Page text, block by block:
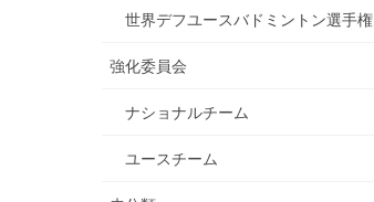
世界デフユースバドミントン選手権
強化委員会
ナショナルチーム
ユースチーム